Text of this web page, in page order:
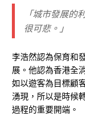
「城市發展的
很可悲。」
李浩然認為保育和
展。他認為香港全
如以遊客為目標顧
湧現，所以是時候
過程的重要開端。